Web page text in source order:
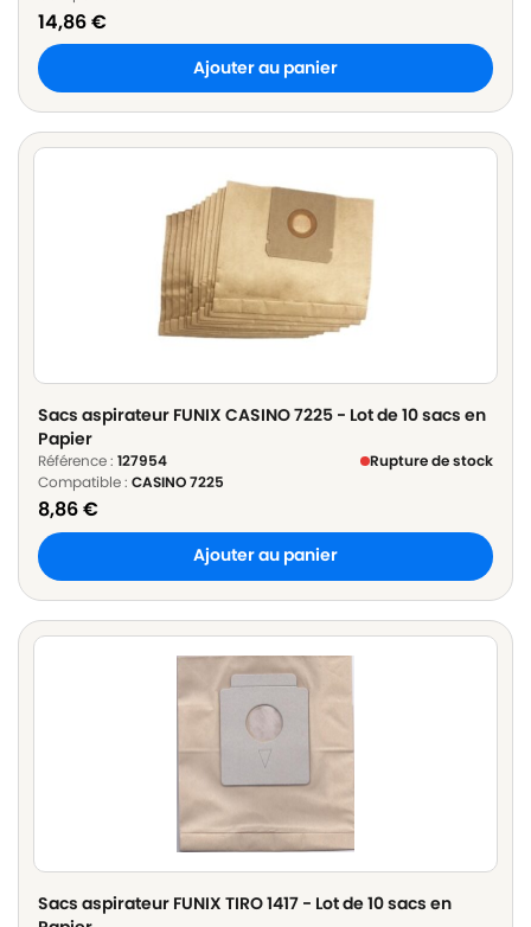
14,86€
Ajouter au panier
Sacs aspirateur FUNIX CASINO 7225 - Lot de 10 sacs en
Papier
Référence : 127954
Rupture de stock
Compatible : CASINO 7225
8,86€
Ajouter au panier
Sacs aspirateur FUNIX TIRO 1417 - Lot de 10 sacs en